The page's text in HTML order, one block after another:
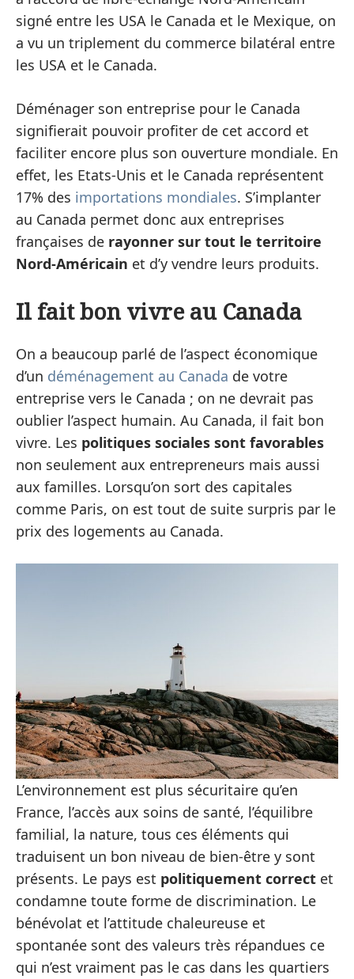
signé entre les USA le Canada et le Mexique, on
a vu un triplement du commerce bilatéral entre
les USA et le Canada.
Déménager son entreprise pour le Canada
signifierait pouvoir profiter de cet accord et
faciliter encore plus son ouverture mondiale. En
effet, les Etats-Unis et le Canada représentent
17% des importations mondiales. S’implanter
au Canada permet donc aux entreprises
françaises de rayonner sur tout le territoire
Nord-Américain et d’y vendre leurs produits.
Il fait bon vivre au Canada
On a beaucoup parlé de l’aspect économique
d’un déménagement au Canada de votre
entreprise vers le Canada ; on ne devrait pas
oublier l’aspect humain. Au Canada, il fait bon
vivre. Les politiques sociales sont favorables
non seulement aux entrepreneurs mais aussi
aux familles. Lorsqu’on sort des capitales
comme Paris, on est tout de suite surpris par le
prix des logements au Canada.
L’environnement est plus sécuritaire qu’en
France, l’accès aux soins de santé, l’équilibre
familial, la nature, tous ces éléments qui
traduisent un bon niveau de bien-être y sont
présents. Le pays est politiquement correct et
condamne toute forme de discrimination. Le
bénévolat et l’attitude chaleureuse et
spontanée sont des valeurs très répandues ce
qui n’est vraiment pas le cas dans les quartiers